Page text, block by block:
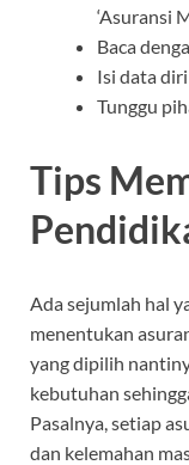
‘Asuransi
Baca
Isi data
Tunggu
Tips
Ada sejumlah hal
menentukan
yang dipilih
kebutuhan
Pasalnya, setiap
dan kelemahan